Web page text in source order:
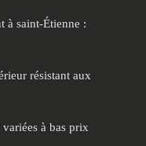
à saint-Étienne :
résistant aux
à bas prix